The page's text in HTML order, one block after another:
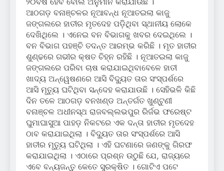
ଆଠଗଡ଼ ବନାଞ୍ଚଳର ନୂଆବନ୍ଧ ନୂଆତଇଲା କାଜୁ
ଜଙ୍ଗଲରେ ହାତୀର ମୃତଦେହ ପଡ଼ିଥିବା ସ୍ଥାନୀୟ ଲୋକେ
ଦେଖିଥିଲେ । ଏନେଇ ବନ ବିଭାଗକୁ ଖବର ଦେଇଥିଲେ ।
ବନ ବିଭାଗ ପହଞ୍ଚି ତଦନ୍ତ ଆରମ୍ଭ କରିଛି । ମୃତ ହାତୀର
ଶୁଣ୍ଢରେ ଗଭୀର କ୍ଷତ ଚିହ୍ନ ରହିଛି । ନୂଆତଇଲା କାଜୁ
ଜଙ୍ଗଲରେ ପରିବା ଚାଷ କରାଯାଇଥିବାବେଳେ ହାତୀ
ଖାଦ୍ୟ ଅନ୍ୱେଷଣରେ ଆସି ବିଦ୍ୟୁତ ତାର ସଂସ୍ପର୍ଶରେ
ଆସି ମୃତ୍ୟୁ ଘଟିଥିବା ସନ୍ଦେହ କରାଯାଉଛି । ସେହିଭଳି କିଛି
ଦିନ ତଳେ ଆଠଗଡ଼ ବନଖଣ୍ଡ ଅନ୍ତର୍ଗତ ଖୁଣ୍ଟୁଣୀ
ବନାଞ୍ଚଳ ଅଧୀନସ୍ଥ ରାଜବଲ୍ଲଭପୁର ରିର୍ଜଭ ଫରେଷ୍ଟ
ଘୁମାଘାସୁଆ ପାହଡ଼ ନିକଟରେ ଏକ ଦନ୍ତା ହାତୀର ମୃତଦେହ
ଠାବ କରାଯାଇଥିଲା । ବିଦ୍ୟୁତ ତାର ସଂସ୍ପର୍ଶରେ ଆସି
ହାତୀର ମୃତ୍ୟୁ ଘଟିଥିଲା । ଏହି ଘଟଣାରେ ଜଣଙ୍କୁ ଗିରଫ
କରାଯାଇଥିଲା । ଏଠାରେ ପ୍ରଶ୍ନ ଉଠୁଛି ଯେ, ରାଜ୍ୟରେ
ଏବେ ବନ୍ୟଜନ୍ତୁ କେତେ ସୁରକ୍ଷିତ । ଗୋଟିଏ ପଟେ